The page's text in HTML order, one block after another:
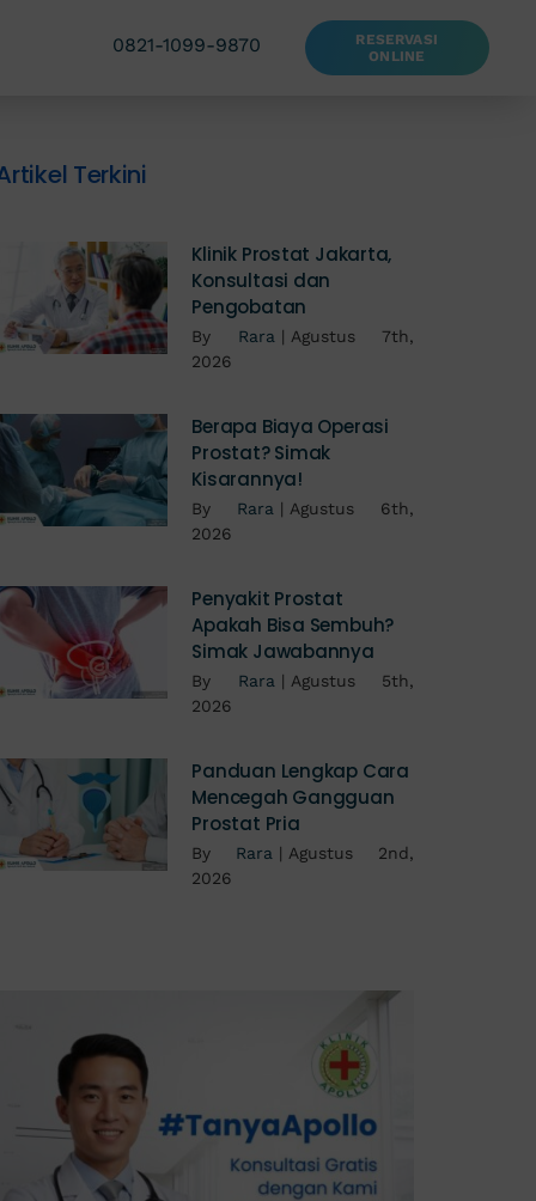
0821-1099-9870
RESERVASI
ONLINE
Terkini
Klinik Prostat Jakarta,
Konsultasi dan
Pengobatan
By Rara | Agustus 7th,
2026
Berapa Biaya Operasi
Prostat? Simak
Kisarannya!
By Rara | Agustus 6th,
2026
Penyakit Prostat
Apakah Bisa Sembuh?
Simak Jawabannya
By Rara | Agustus 5th,
2026
Panduan Lengkap Cara
Mencegah Gangguan
Prostat Pria
By Rara | Agustus 2nd,
2026